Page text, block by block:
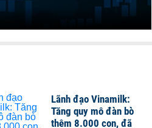
Lãnh đạo Vinamilk:
Tăng quy mô đàn bò
thêm 8.000 con, đã